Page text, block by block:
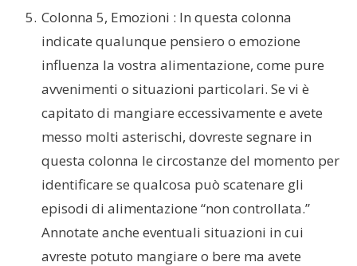
Colonna 5, Emozioni : In questa colonna
indicate qualunque pensiero o emozione
influenza la vostra alimentazione, come pure
avvenimenti o situazioni particolari. Se vi è
capitato di mangiare eccessivamente e avete
messo molti asterischi, dovreste segnare in
questa colonna le circostanze del momento per
identificare se qualcosa può scatenare gli
episodi di alimentazione “non controllata.”
Annotate anche eventuali situazioni in cui
avreste potuto mangiare o bere ma avete